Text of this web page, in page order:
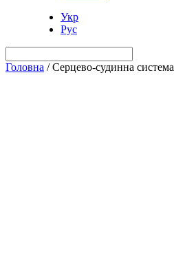
Укр
Рус
Головна /Серцево-судинна система